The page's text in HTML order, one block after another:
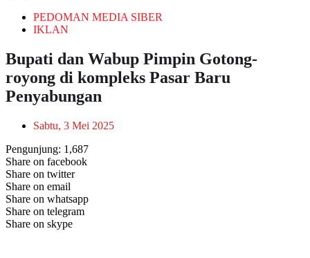
PEDOMAN MEDIA SIBER
IKLAN
Bupati dan Wabup Pimpin Gotong-
royong di kompleks Pasar Baru
Penyabungan
Sabtu, 3 Mei 2025
Pengunjung: 1,687
Share on facebook
Share on twitter
Share on email
Share on whatsapp
Share on telegram
Share on skype